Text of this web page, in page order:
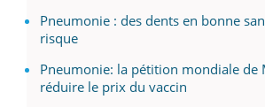
Pneumonie : des dents en bonne
risque
Pneumonie: la pétition mondiale de
réduire le prix du vaccin